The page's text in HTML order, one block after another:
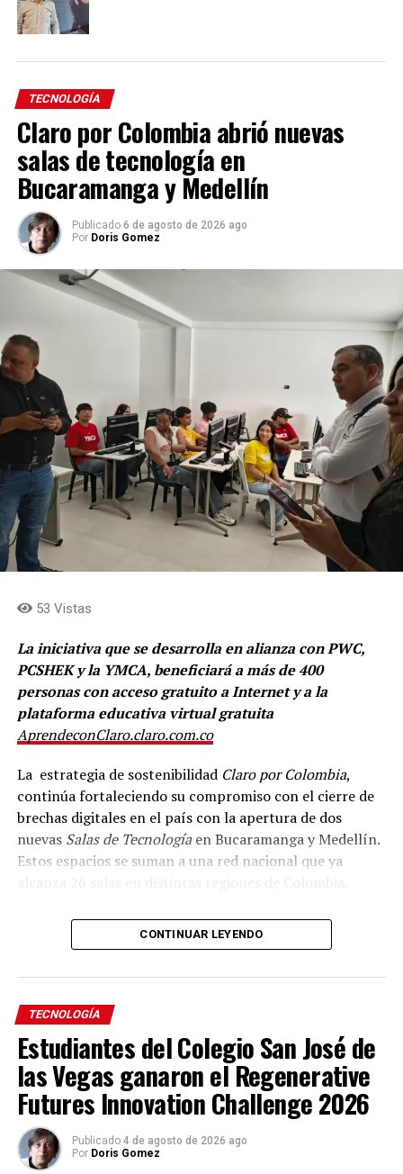
TECNOLOGÍA
Claro por Colombia abrió nuevas
salas de tecnología en
Bucaramanga y Medellín
Publicado 6 de agosto de 2026 ago
Por Doris Gomez
53 Vistas
La iniciativa que se desarrolla en alianza con PWC,
PCSHEK y la YMCA, beneficiará a más de 400
personas con acceso gratuito a Internet y a la
plataforma educativa virtual gratuita
AprendeconClaro.claro.com.co
La estrategia de sostenibilidad Claro por Colombia,
continúa fortaleciendo su compromiso con el cierre de
brechas digitales en el país con la apertura de dos
nuevas Salas de Tecnologíaen Bucaramanga y Medellín.
Estos espacios se suman a una red nacional que ya
Gracias a la alianza con PWC, PCSHECK y la
organización social internacional YMCA, las
formación y capacitación como
(AprendeconClaro.claro.com.co
fortalece habilidades para el desarrollo de negocios y
emprendimientos. Como parte de esta colaboración,
PWC y PCSHECK dotaron con equipos de cómputo estas
salas.
LasSalas de Tecnología
CONTINUAR LEYENDO
TECNOLOGÍA
Estudiantes del Colegio San José de
las Vegas ganaron el Regenerative
Futures Innovation Challenge 2026
Publicado 4 de agosto de 2026 ago
Por Doris Gomez